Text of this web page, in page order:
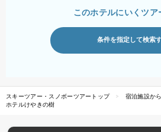
このホテルにいくツア
条件を指定して検索
スキーツアー・スノボーツアートップ 宿泊施設か
ホテルけやきの樹